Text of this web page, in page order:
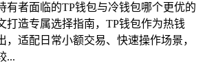
有者面临的TP钱包与冷钱包哪个更优的
打造专属选择指南，TP钱包作为热钱
，适配日常小额交易、快速操作场景，
...